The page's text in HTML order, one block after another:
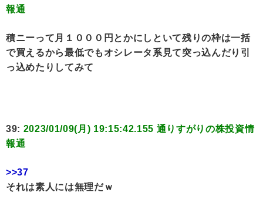
報通
積ニーって月１０００円とかにしといて残りの枠は一括
で買えるから最低でもオシレータ系見て突っ込んだり引
っ込めたりしてみて
39: 2023/01/09(月) 19:15:42.155 通りすがりの株投資情
報通
>>37
それは素人には無理だｗ